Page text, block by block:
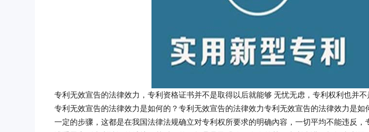
专利无效宣告的法律效力，专利资格证书并不是取得以后就能够 无忧无虑，专利权利也并
专利无效宣告的法律效力是如何的？专利无效宣告的法律效力专利无效宣告的法律效力是如
一定的步骤，这都是在我国法律法规确立对专利权所要求的明确內容，一切平均不能违反，